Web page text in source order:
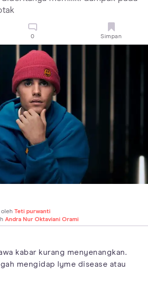
0 Simpan
Teti purwanti
Andra Nur Oktaviani Orami
kabar kurang menyenangkan.
mengidap lyme disease atau